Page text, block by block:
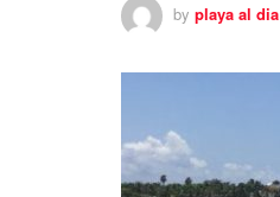
by playa al dia